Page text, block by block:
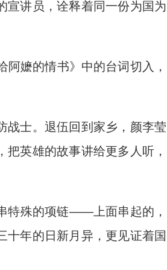
讲员，诠释着同一份为国为
嬷的情书》中的台词切入，
士。退伍回到家乡，颜李莹
英雄的故事讲给更多人听，
特殊的项链——上面串起的，
十年的日新月异，更见证着国